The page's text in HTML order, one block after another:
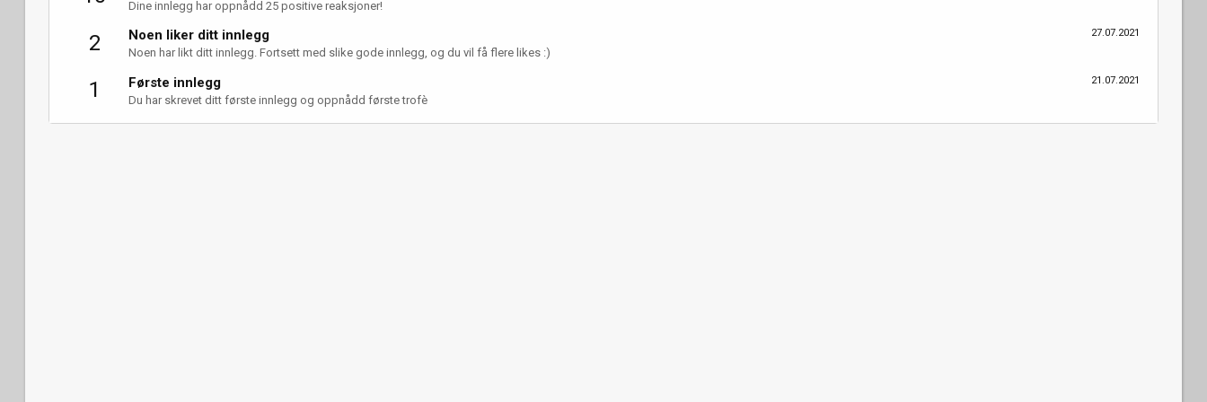
Dine innlegg har oppnådd 25 positive reaksjoner!
2 27.07.2021
Noen liker ditt innlegg
Noen har likt ditt innlegg. Fortsett med slike gode innlegg, og du vil få flere likes :)
1 21.07.2021
Første innlegg
Du har skrevet ditt første innlegg og oppnådd første trofè